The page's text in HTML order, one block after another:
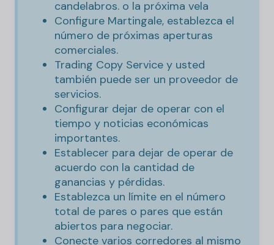
candelabros. o la próxima vela
Configure Martingale, establezca el
número de próximas aperturas
comerciales.
Trading Copy Service y usted
también puede ser un proveedor de
servicios.
Configurar dejar de operar con el
tiempo y noticias económicas
importantes.
Establecer para dejar de operar de
acuerdo con la cantidad de
ganancias y pérdidas.
Establezca un límite en el número
total de pares o pares que están
abiertos para negociar.
Conecte varios corredores al mismo